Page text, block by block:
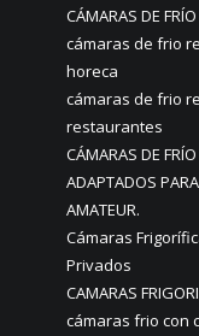
CÁMARAS DE FRÍO
cámaras de frio
horeca
cámaras de frio
restaurantes
CÁMARAS DE
ADAPTADOS
AMATEUR.
Cámaras
Privados
CAMARAS
cámaras frio con